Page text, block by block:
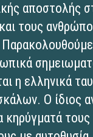
αποστολής
τους
η ελληνικά
Ο ίδιος